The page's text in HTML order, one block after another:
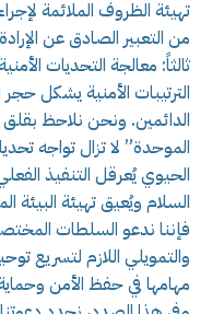
تهيئة الظروف الملائمة
من التعبير الصادق عن
ثالثاً: معالجة التحديات
الترتيبات الأمنية يشكل حجر
الدائمين. ونحن نلاحظ
الموحدة” لا تزال تواجه
الحيوي يُعرقل التنفيذ
السلام ويُعيق تهيئة البيئة
فإننا ندعو السلطات
والتمويلي اللازم لتسريع
مهامها في حفظ الأمن